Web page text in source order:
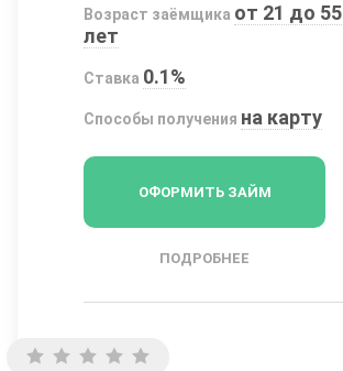
Возраст заёмщика от 21 до 55
лет
Ставка 0.1%
Способы получения на карту
ОФОРМИТЬ ЗАЙМ
ПОДРОБНЕЕ